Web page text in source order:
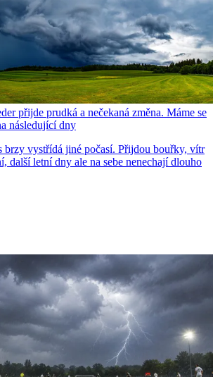
přijde prudká a nečekaná změna. Máme se
následující dny
brzy vystřídá jiné počasí. Přijdou bouřky, vítr
další letní dny ale na sebe nenechají dlouho